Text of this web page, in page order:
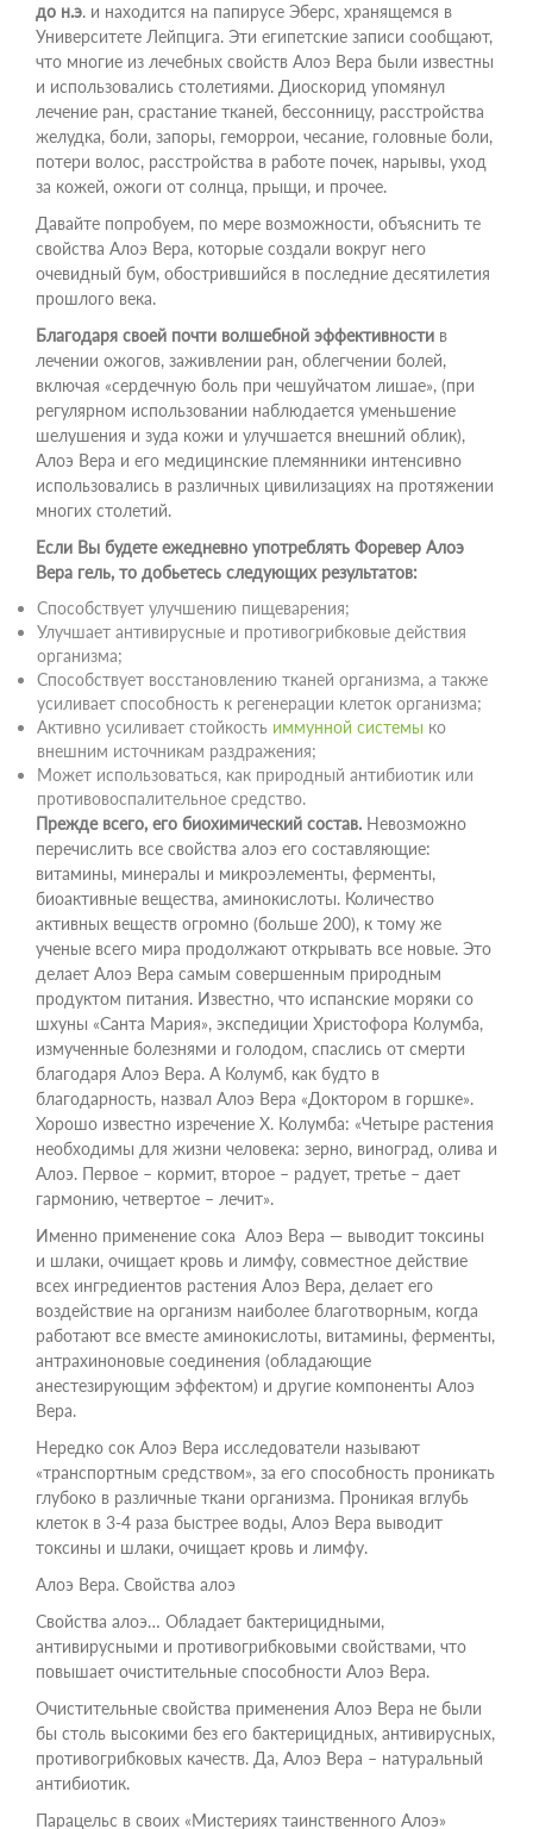
до н.э. и находится на папирусе Эберс, хранящемся в
Университете Лейпцига. Эти египетские записи сообщают,
что многие из лечебных свойств Алоэ Вера были известны
и использовались столетиями. Диоскорид упомянул
лечение ран, срастание тканей, бессонницу, расстройства
желудка, боли, запоры, геморрои, чесание, головные боли,
потери волос, расстройства в работе почек, нарывы, уход
за кожей, ожоги от солнца, прыщи, и прочее.
Давайте попробуем, по мере возможности, объяснить те
свойства Алоэ Вера, которые создали вокруг него
очевидный бум, обострившийся в последние десятилетия
прошлого века.
Благодаря своей почти волшебной эффективности в
лечении ожогов, заживлении ран, облегчении болей,
включая «сердечную боль при чешуйчатом лишае», (при
регулярном использовании наблюдается уменьшение
шелушения и зуда кожи и улучшается внешний облик),
Алоэ Вера и его медицинские племянники интенсивно
использовались в различных цивилизациях на протяжении
многих столетий.
Если Вы будете ежедневно употреблять Форевер Алоэ
Вера гель, то добьетесь следующих результатов:
Способствует улучшению пищеварения;
Улучшает антивирусные и противогрибковые действия
организма;
Способствует восстановлению тканей организма, а также
усиливает способность к регенерации клеток организма;
Активно усиливает стойкость иммунной системы ко
внешним источникам раздражения;
Может использоваться, как природный антибиотик или
противовоспалительное средство.
Прежде всего, его биохимический состав. Невозможно
перечислить все свойства алоэ его составляющие:
витамины, минералы и микроэлементы, ферменты,
биоактивные вещества, аминокислоты. Количество
активных веществ огромно (больше 200), к тому же
ученые всего мира продолжают открывать все новые. Это
делает Алоэ Вера самым совершенным природным
продуктом питания. Известно, что испанские моряки со
шхуны «Санта Мария», экспедиции Христофора Колумба,
измученные болезнями и голодом, спаслись от смерти
благодаря Алоэ Вера. А Колумб, как будто в
благодарность, назвал Алоэ Вера «Доктором в горшке».
Хорошо известно изречение Х. Колумба: «Четыре растения
необходимы для жизни человека: зерно, виноград, олива и
Алоэ. Первое – кормит, второе – радует, третье – дает
гармонию, четвертое – лечит».
Именно применение сока Алоэ Вера — выводит токсины
и шлаки, очищает кровь и лимфу, совместное действие
всех ингредиентов растения Алоэ Вера, делает его
воздействие на организм наиболее благотворным, когда
работают все вместе аминокислоты, витамины, ферменты,
антрахиноновые соединения (обладающие
анестезирующим эффектом) и другие компоненты Алоэ
Вера.
Нередко сок Алоэ Вера исследователи называют
«транспортным средством», за его способность проникать
глубоко в различные ткани организма. Проникая вглубь
клеток в 3-4 раза быстрее воды, Алоэ Вера выводит
токсины и шлаки, очищает кровь и лимфу.
Алоэ Вера. Свойства алоэ
Свойства алоэ… Обладает бактерицидными,
антивирусными и противогрибковыми свойствами, что
повышает очистительные способности Алоэ Вера.
Очистительные свойства применения Алоэ Вера не были
бы столь высокими без его бактерицидных, антивирусных,
противогрибковых качеств. Да, Алоэ Вера – натуральный
антибиотик.
Парацельс в своих «Мистериях таинственного Алоэ»